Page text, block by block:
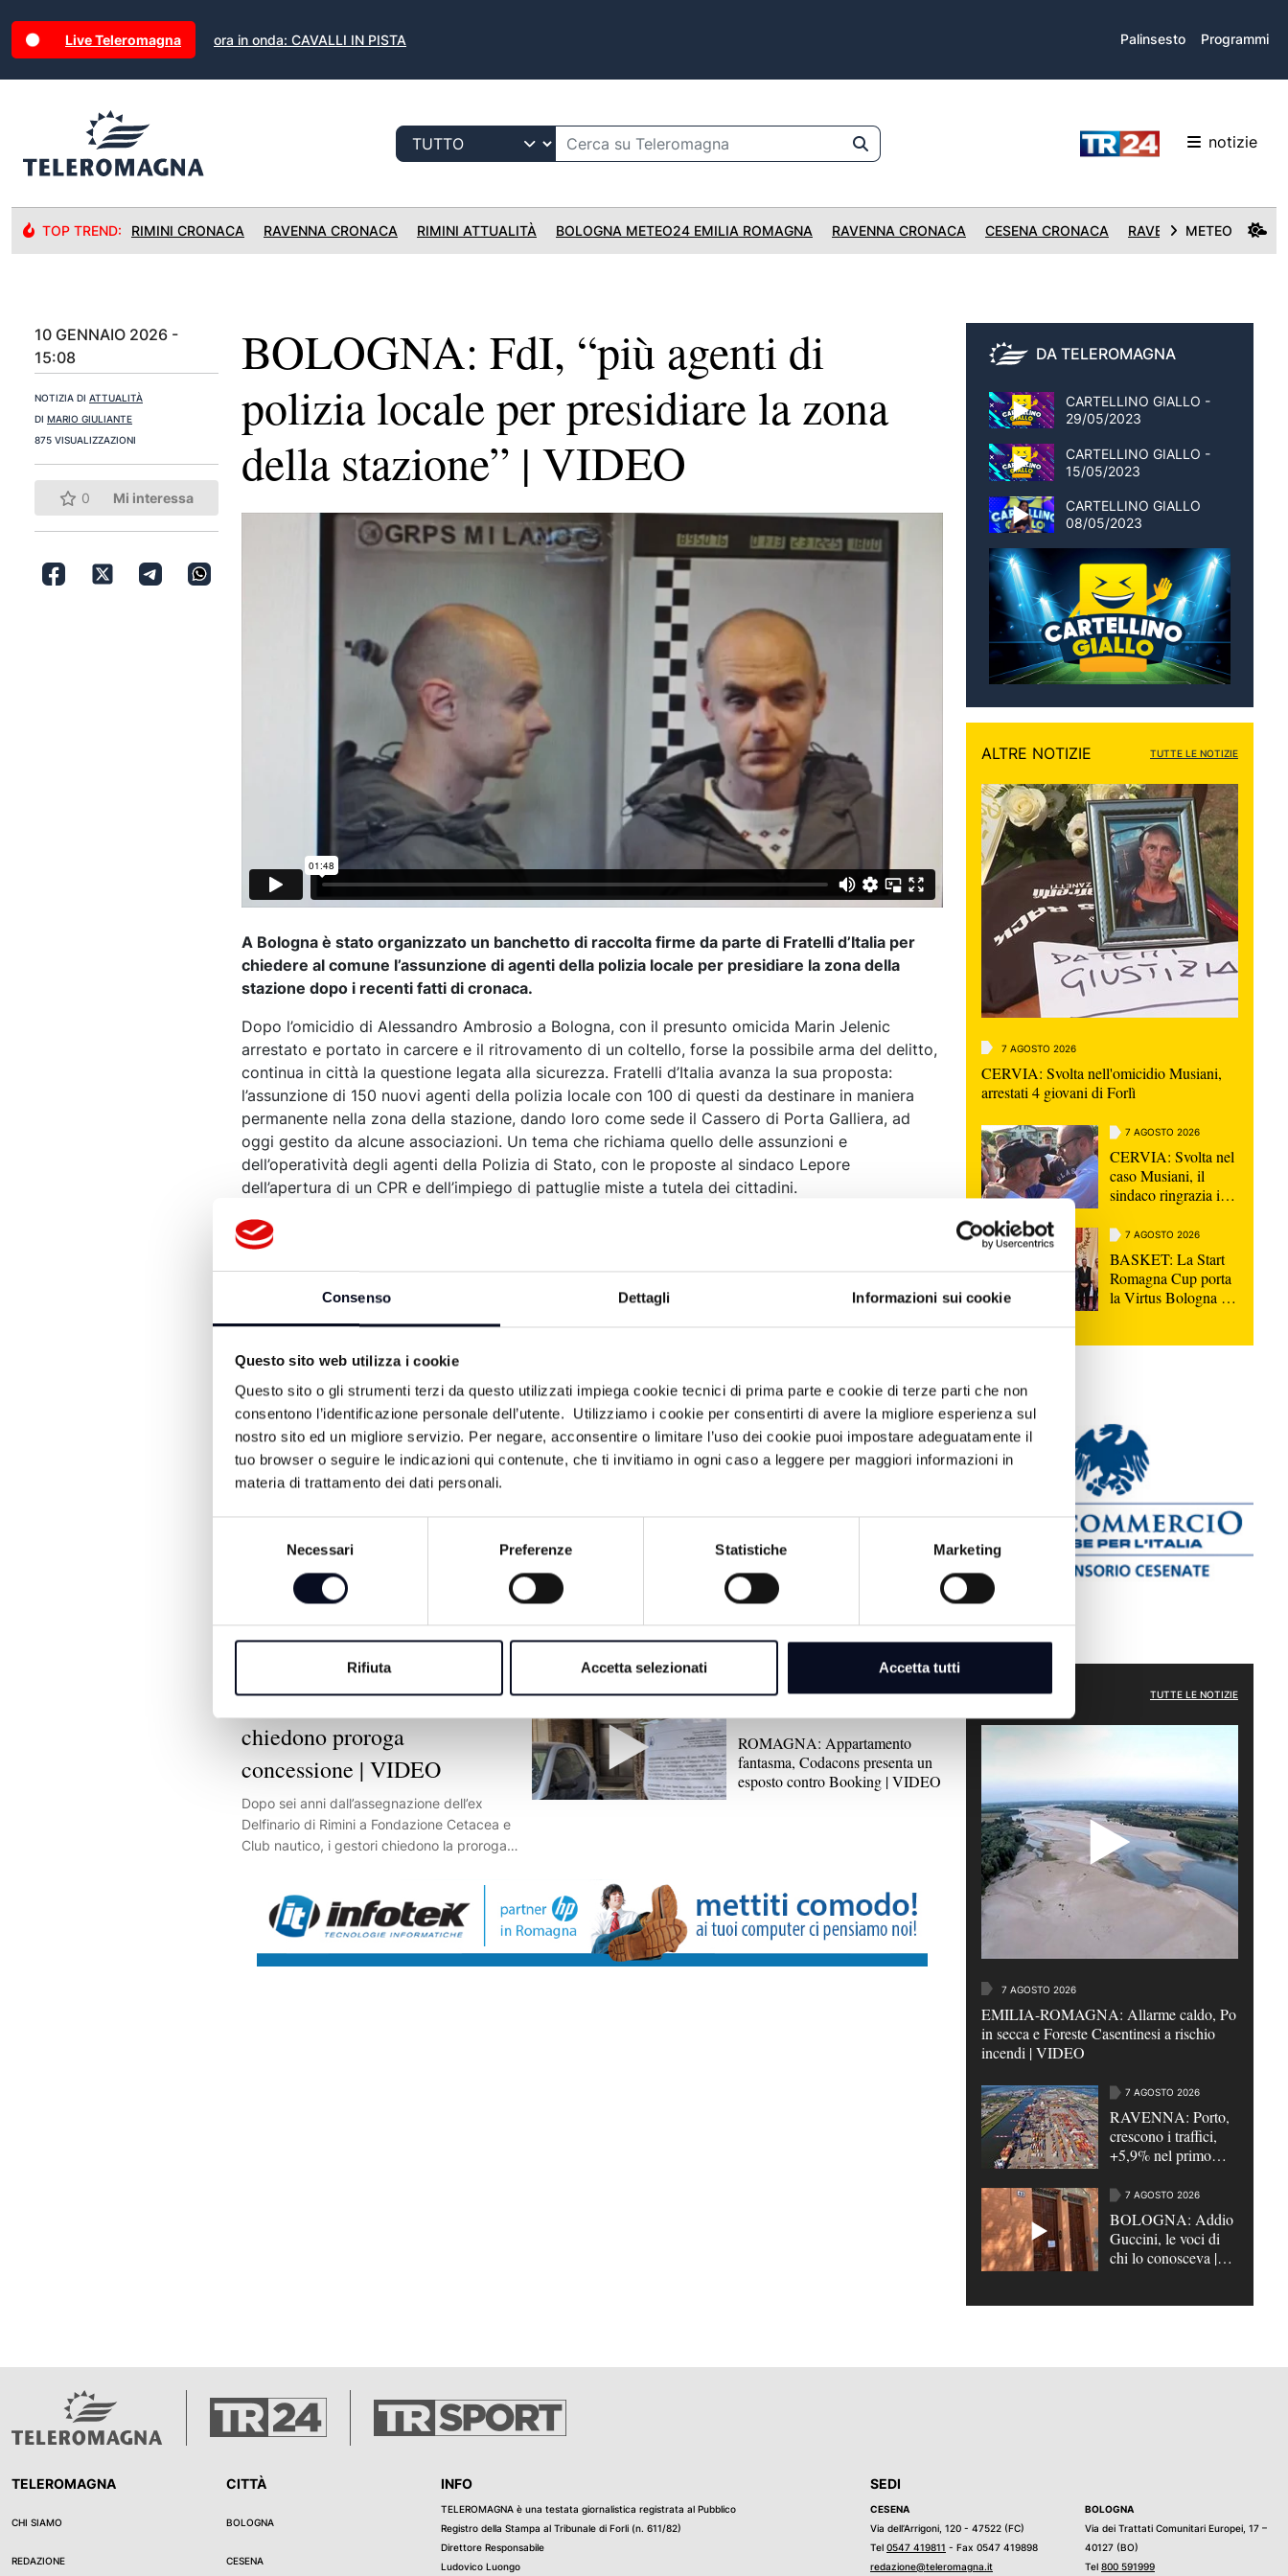
Consenso Dettagli Informazioni sui cookie
Questo sito web utilizza i cookie
Questo sito o gli strumenti terzi da questo utilizzati impiega cookie tecnici di prima parte e cookie di terze parti che non
consentono l’identificazione personale dell’utente. Utilizziamo i cookie per consentirti di avere la migliore esperienza sul
nostro sito ed un migliore servizio. Per negare, acconsentire o limitare l’uso dei cookie puoi impostare adeguatamente il
tuo browser o seguire le indicazioni qui contenute, che ti invitiamo in ogni caso a leggere per maggiori informazioni in
materia di trattamento dei dati personali.
Necessari Preferenze Statistiche Marketing
Rifiuta Accetta selezionati Accetta tutti
Live Teleromagna ora in onda: CAVALLI IN PISTA Palinsesto Programmi
notizie
TOP TREND: RIMINI CRONACA RAVENNA CRONACA RIMINI ATTUALITÀ BOLOGNA METEO24 EMILIA ROMAGNA RAVENNA CRONACA CESENA CRONACA RAVENNA CRONACA
METEO
10 GENNAIO 2026 -
15:08
NOTIZIA DI ATTUALITÀ
DI MARIO GIULIANTE
875 VISUALIZZAZIONI
0 Mi interessa
BOLOGNA: FdI, “più agenti di
polizia locale per presidiare la zona
della stazione” | VIDEO
A Bologna è stato organizzato un banchetto di raccolta firme da parte di Fratelli d’Italia per
chiedere al comune l’assunzione di agenti della polizia locale per presidiare la zona della
stazione dopo i recenti fatti di cronaca.
Dopo l’omicidio di Alessandro Ambrosio a Bologna, con il presunto omicida Marin Jelenic
arrestato e portato in carcere e il ritrovamento di un coltello, forse la possibile arma del delitto,
continua in città la questione legata alla sicurezza. Fratelli d’Italia avanza la sua proposta:
l’assunzione di 150 nuovi agenti della polizia locale con 100 di questi da destinare in maniera
permanente nella zona della stazione, dando loro come sede il Cassero di Porta Galliera, ad
oggi gestito da alcune associazioni. Un tema che richiama quello delle assunzioni e
dell’operatività degli agenti della Polizia di Stato, con le proposte al sindaco Lepore
dell’apertura di un CPR e dell’impiego di pattuglie miste a tutela dei cittadini.
ALTRE NOTIZIE DI ATTUALITÀ
RIMINI: Ex Delfinario in
stallo da 6 anni, gestori
chiedono proroga
concessione | VIDEO
Dopo sei anni dall’assegnazione dell’ex
Delfinario di Rimini a Fondazione Cetacea e
Club nautico, i gestori chiedono la proroga
burocrazia.
7 AGOSTO 2026
7 AGOSTO 2026
ROMAGNA: Appartamento
fantasma, Codacons presenta un
esposto contro Booking | VIDEO
DA TELEROMAGNA
CARTELLINO GIALLO -
29/05/2023
CARTELLINO GIALLO -
15/05/2023
CARTELLINO GIALLO
08/05/2023
ALTRE NOTIZIE TUTTE LE NOTIZIE
7 AGOSTO 2026
CERVIA: Svolta nell'omicidio Musiani,
arrestati 4 giovani di Forlì
7 AGOSTO 2026
CERVIA: Svolta nel
caso Musiani, il
sindaco ringrazia i
7 AGOSTO 2026
BASKET: La Start
Romagna Cup porta
la Virtus Bologna sul
ATTUALITÀ TUTTE LE NOTIZIE
7 AGOSTO 2026
EMILIA-ROMAGNA: Allarme caldo, Po
in secca e Foreste Casentinesi a rischio
incendi | VIDEO
7 AGOSTO 2026
RAVENNA: Porto,
crescono i traffici,
+5,9% nel primo
7 AGOSTO 2026
BOLOGNA: Addio
Guccini, le voci di
chi lo conosceva |
TELEROMAGNA
CHI SIAMO
REDAZIONE
CITTÀ
BOLOGNA
CESENA
INFO
TELEROMAGNA è una testata giornalistica registrata al Pubblico
Registro della Stampa al Tribunale di Forli (n. 611/82)
Direttore Responsabile
Ludovico Luongo
SEDI
CESENA
Via dell’Arrigoni, 120 - 47522 (FC)
Tel 0547 419811 - Fax 0547 419898
redazione@teleromagna.it
BOLOGNA
Via dei Trattati Comunitari Europei, 17 –
40127 (BO)
Tel 800 591999